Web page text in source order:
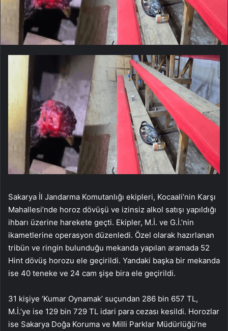
Sakarya İl Jandarma Komutanlığı ekipleri, Kocaali’nin Karşı
Mahallesi’nde horoz dövüşü ve izinsiz alkol satışı yapıldığı
ihbarı üzerine harekete geçti. Ekipler, M.İ. ve G.İ.’nin
ikametlerine operasyon düzenledi. Özel olarak hazırlanan
tribün ve ringin bulunduğu mekanda yapılan aramada 52
Hint dövüş horozu ele geçirildi. Yandaki başka bir mekanda
ise 40 teneke ve 24 cam şişe bira ele geçirildi.
31 kişiye ‘Kumar Oynamak’ suçundan 286 bin 657 TL,
M.İ.’ye ise 129 bin 729 TL idari para cezası kesildi. Horozlar
ise Sakarya Doğa Koruma ve Milli Parklar Müdürlüğü’ne